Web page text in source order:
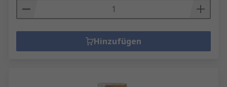
renommierte Marken – für höchste Qualität,
Hinzufügen